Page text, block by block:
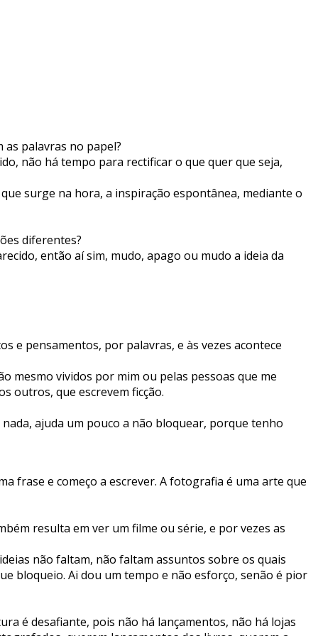
as palavras no papel?
não há tempo para rectificar o que quer que seja,
surge na hora, a inspiração espontânea, mediante o
diferentes?
então aí sim, mudo, apago ou mudo a ideia da
e pensamentos, por palavras, e às vezes acontece
mesmo vividos por mim ou pelas pessoas que me
outros, que escrevem ficção.
ajuda um pouco a não bloquear, porque tenho
frase e começo a escrever. A fotografia é uma arte que
resulta em ver um filme ou série, e por vezes as
não faltam, não faltam assuntos sobre os quais
bloqueio. Ai dou um tempo e não esforço, senão é pior
é desafiante, pois não há lançamentos, não há lojas